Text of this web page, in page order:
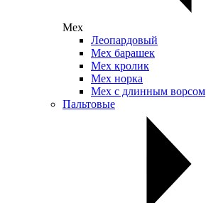
Мех
Леопардовый
Мех барашек
Мех кролик
Мех норка
Мех с длинным ворсом
Пальтовые